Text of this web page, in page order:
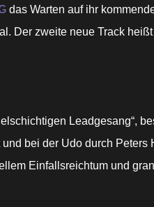
das Warten auf ihr
Der zweite neue Track
Leadgesang“,
bei der Udo durch
Einfallsreichtum und